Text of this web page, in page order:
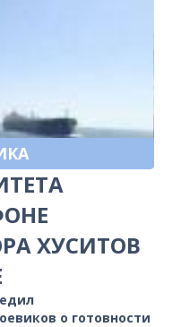
ХУСИТОВ
о готовности